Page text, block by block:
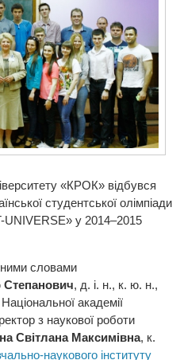
«КРОК» відбувся
студентської олімпіади
UNIVERSE» у 2014–2015
словами
, д. і. н., к. ю. н.,
академії
з наукової роботи
Світлана Максимівна, к.
наукового інституту